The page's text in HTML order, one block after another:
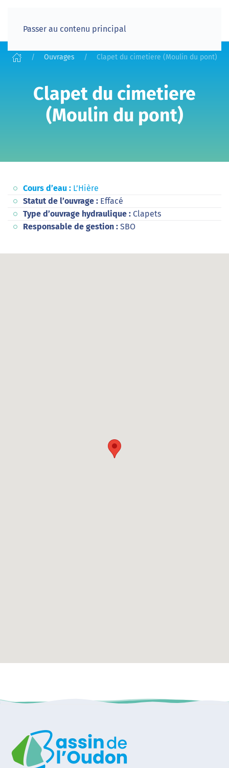
Passer au contenu principal
Ouvrages Clapet du cimetiere (Moulin du pont)
Clapet du cimetiere
(Moulin du pont)
Cours d’eau : L’Hière
Statut de l’ouvrage : Effacé
Type d’ouvrage hydraulique : Clapets
Responsable de gestion : SBO